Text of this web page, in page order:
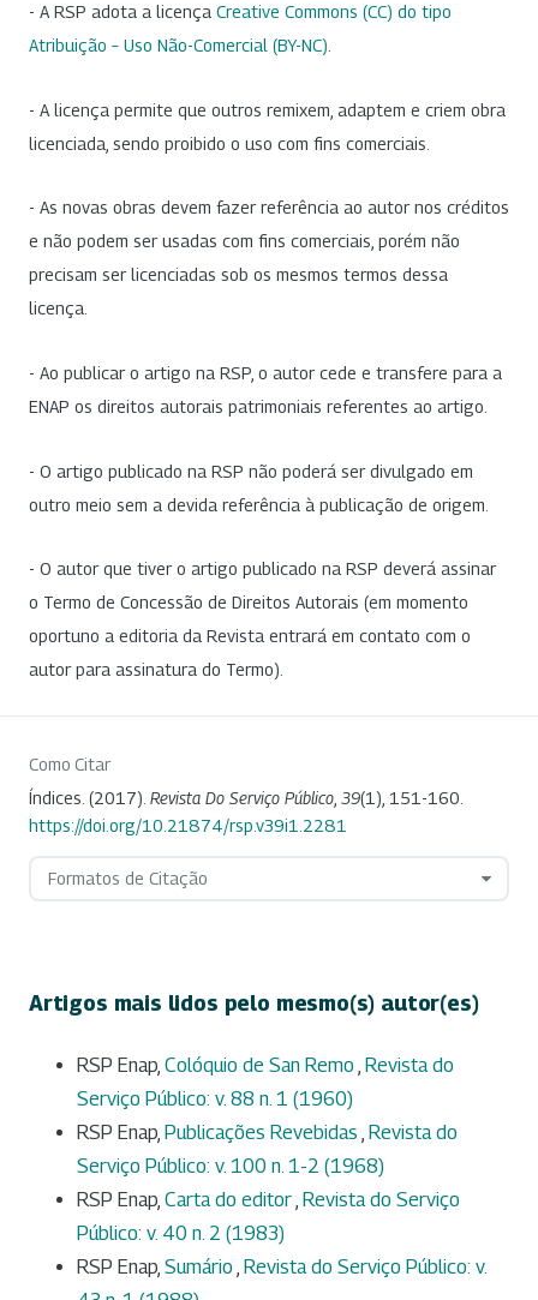
- A RSP adota a licença Creative Commons (CC) do tipo
Atribuição – Uso Não-Comercial (BY-NC)
- A licença permite que outros remixem, adaptem e criem obra
licenciada, sendo proibido o uso com fins comerciais.
- As novas obras devem fazer referência ao autor nos créditos
e não podem ser usadas com fins comerciais, porém não
precisam ser licenciadas sob os mesmos termos dessa
licença.
- Ao publicar o artigo na RSP, o autor cede e transfere para a
ENAP os direitos autorais patrimoniais referentes ao artigo.
- O artigo publicado na RSP não poderá ser divulgado em
outro meio sem a devida referência à publicação de origem.
- O autor que tiver o artigo publicado na RSP deverá assinar
o Termo de Concessão de Direitos Autorais (em momento
oportuno a editoria da Revista entrará em contato com o
autor para assinatura do Termo).
Como Citar
Índices. (2017). Revista Do Serviço Público 39(1), 151-160.
https://doi.org/10.21874/rsp.v39i1.2281
Formatos de Citação
Artigos mais lidos pelo mesmo(s) autor(es)
RSP Enap, Colóquio de San Remo Revista do
Serviço Público: v. 88 n. 1 (1960)
RSP Enap, Publicações Revebidas Revista do
Serviço Público: v. 100 n. 1-2 (1968)
RSP Enap, Carta do editor Revista do Serviço
Público: v. 40 n. 2 (1983)
RSP Enap, Sumário Revista do Serviço Público: v.